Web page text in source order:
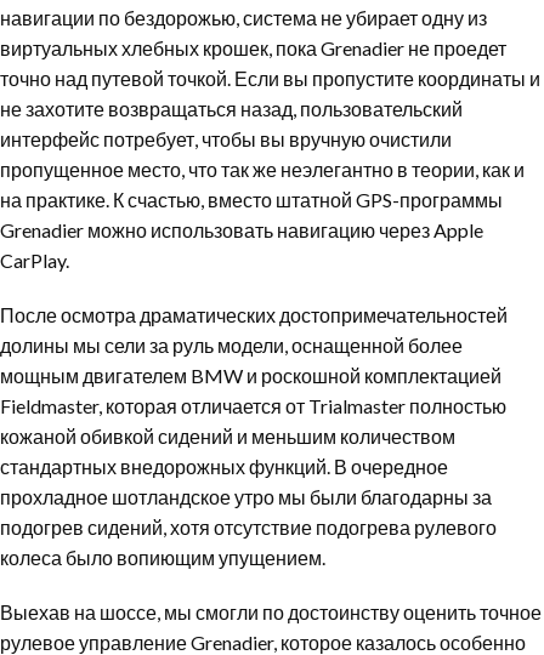
навигации по бездорожью, система не убирает одну из
виртуальных хлебных крошек, пока Grenadier не проедет
точно над путевой точкой. Если вы пропустите координаты и
не захотите возвращаться назад, пользовательский
интерфейс потребует, чтобы вы вручную очистили
пропущенное место, что так же неэлегантно в теории, как и
на практике. К счастью, вместо штатной GPS-программы
Grenadier можно использовать навигацию через Apple
CarPlay.
После осмотра драматических достопримечательностей
долины мы сели за руль модели, оснащенной более
мощным двигателем BMW и роскошной комплектацией
Fieldmaster, которая отличается от Trialmaster полностью
кожаной обивкой сидений и меньшим количеством
стандартных внедорожных функций. В очередное
прохладное шотландское утро мы были благодарны за
подогрев сидений, хотя отсутствие подогрева рулевого
колеса было вопиющим упущением.
Выехав на шоссе, мы смогли по достоинству оценить точное
рулевое управление Grenadier, которое казалось особенно